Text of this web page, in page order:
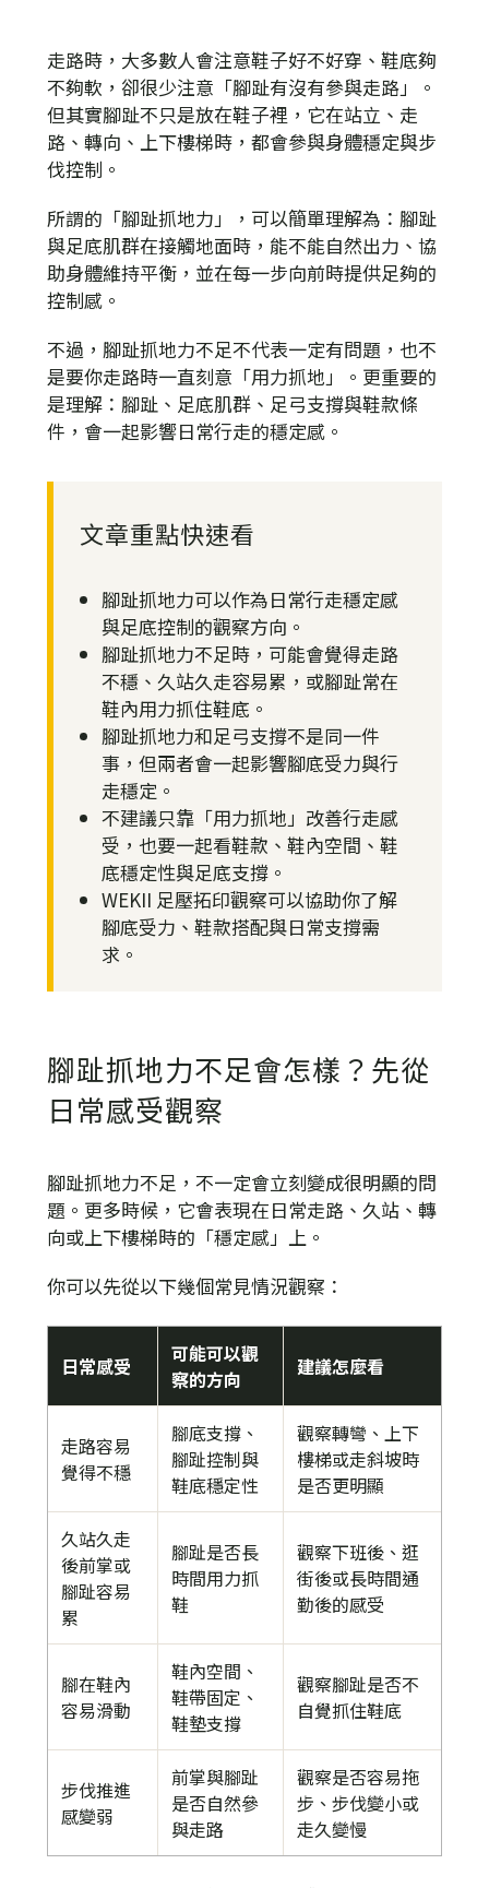
走路時，大多數人會注意鞋子好不好穿、鞋底夠
不夠軟，卻很少注意「腳趾有沒有參與走路」。
但其實腳趾不只是放在鞋子裡，它在站立、走
路、轉向、上下樓梯時，都會參與身體穩定與步
伐控制。
所謂的「腳趾抓地力」，可以簡單理解為：腳趾
與足底肌群在接觸地面時，能不能自然出力、協
助身體維持平衡，並在每一步向前時提供足夠的
控制感。
不過，腳趾抓地力不足不代表一定有問題，也不
是要你走路時一直刻意「用力抓地」。更重要的
是理解：腳趾、足底肌群、足弓支撐與鞋款條
件，會一起影響日常行走的穩定感。
文章重點快速看
腳趾抓地力可以作為日常行走穩定感
與足底控制的觀察方向。
腳趾抓地力不足時，可能會覺得走路
不穩、久站久走容易累，或腳趾常在
鞋內用力抓住鞋底。
腳趾抓地力和足弓支撐不是同一件
事，但兩者會一起影響腳底受力與行
走穩定。
不建議只靠「用力抓地」改善行走感
受，也要一起看鞋款、鞋內空間、鞋
底穩定性與足底支撐。
WEKII 足壓拓印觀察可以協助你了解
腳底受力、鞋款搭配與日常支撐需
求。
腳趾抓地力不足會怎樣？先從
日常感受觀察
腳趾抓地力不足，不一定會立刻變成很明顯的問
題。更多時候，它會表現在日常走路、久站、轉
向或上下樓梯時的「穩定感」上。
你可以先從以下幾個常見情況觀察：
日常感受
可能可以觀
察的方向
建議怎麼看
走路容易
覺得不穩
腳底支撐、
腳趾控制與
鞋底穩定性
觀察轉彎、上下
樓梯或走斜坡時
是否更明顯
久站久走
後前掌或
腳趾容易
累
腳趾是否長
時間用力抓
鞋
觀察下班後、逛
街後或長時間通
勤後的感受
腳在鞋內
容易滑動
鞋內空間、
鞋帶固定、
鞋墊支撐
觀察腳趾是否不
自覺抓住鞋底
步伐推進
感變弱
前掌與腳趾
是否自然參
與走路
觀察是否容易拖
步、步伐變小或
走久變慢